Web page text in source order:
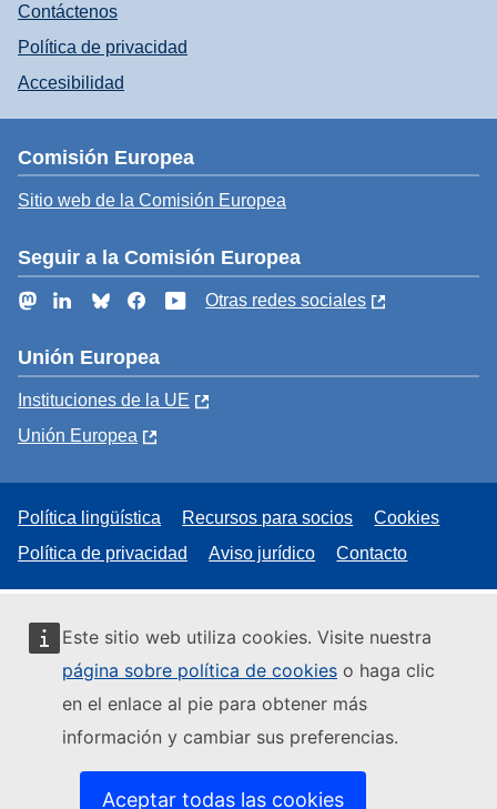
Este sitio web utiliza cookies. Visite nuestra
página sobre política de cookies o haga clic
en el enlace al pie para obtener más
información y cambiar sus preferencias.
Aceptar todas las cookies
Contáctenos
Política de privacidad
Accesibilidad
Comisión Europea
Sitio web de la Comisión Europea
Seguir a la Comisión Europea
MastodonLinkedInBlueskyFacebookYouTube
Otras redes sociales
Unión Europea
Instituciones de la UE
Unión Europea
Política lingüística Recursos para socios
Cookies
Política de privacidad
Aviso jurídico Contacto